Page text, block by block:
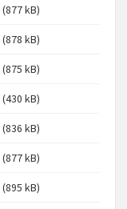
(877 kB)
(878 kB)
(875 kB)
(430 kB)
(836 kB)
(877 kB)
(895 kB)